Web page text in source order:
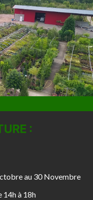
:
au 30 Novembre
14h à 18h